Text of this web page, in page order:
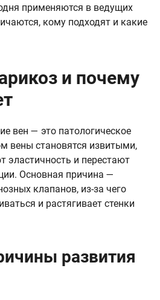
применяются в ведущих
кому подходят и какие
и почему
вен — это патологическое
вены становятся извитыми,
эластичность и перестают
Основная причина —
клапанов, из-за чего
и растягивает стенки
развития